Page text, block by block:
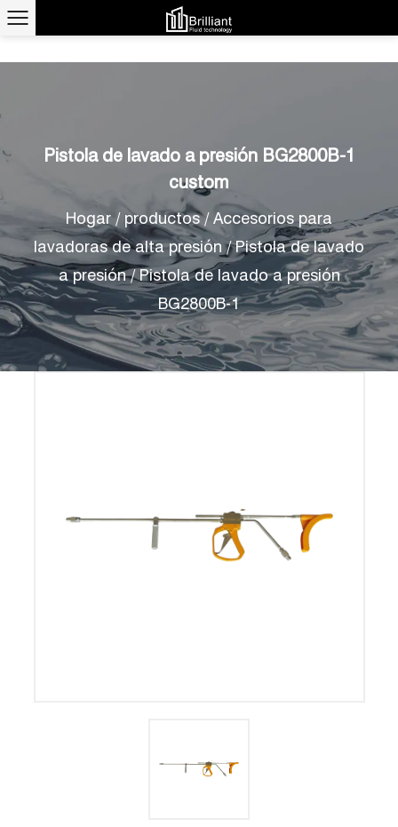
Pistola de lavado a presión BG2800B-1
custom
Hogar / productos/Accesorios para
lavadoras de alta presión /Pistola de lavado
a presión/Pistola de lavado a presión
BG2800B-1